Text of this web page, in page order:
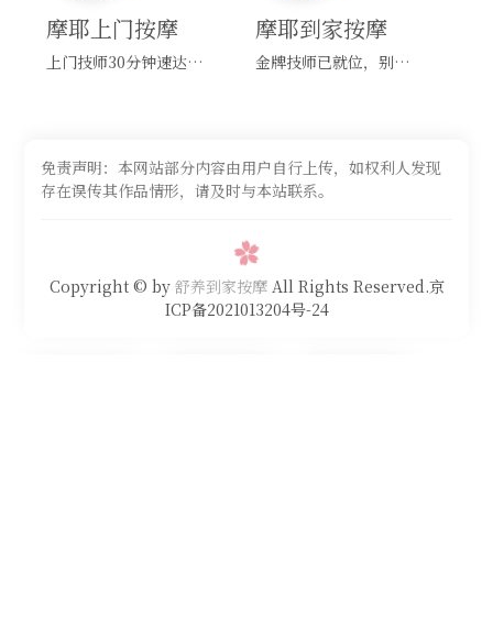
摩耶上门按摩
上门技师30分钟速达，别问，快约！
摩耶到家按摩
金牌技师已就位，别纠结，马上预约！
免责声明：本网站部分内容由用户自行上传，如权利人发现
存在误传其作品情形，请及时与本站联系。
Copyright © by 舒养到家按摩All Rights Reserved.京
ICP备2021013204号-24